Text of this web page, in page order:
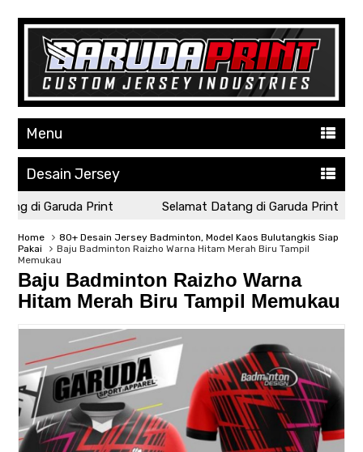
Menu
Desain Jersey
di Garuda Print Selamat Datang di Garuda Print
Home
80+ Desain Jersey Badminton, Model Kaos Bulutangkis Siap
Pakai
Baju Badminton Raizho Warna Hitam Merah Biru Tampil
Memukau
Baju Badminton Raizho Warna
Hitam Merah Biru Tampil Memukau